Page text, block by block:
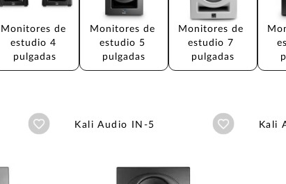
Monitores de
estudio 4
pulgadas
Monitores de
estudio 5
pulgadas
Monitores de
estudio 7
pulgadas
Añadir a wishlist
Kali Audio IN-5 Añadir a
Kali